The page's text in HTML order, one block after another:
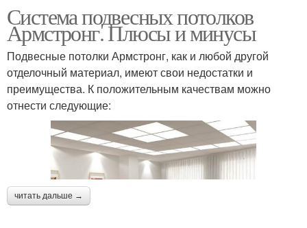
Система подвесных потолков
Армстронг. Плюсы и минусы
Подвесные потолки Армстронг, как и любой другой
отделочный материал, имеют свои недостатки и
преимущества. К положительным качествам можно
отнести следующие:
читать дальше →